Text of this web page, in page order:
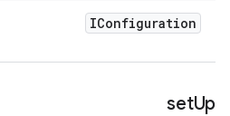
IConfiguration
setUp